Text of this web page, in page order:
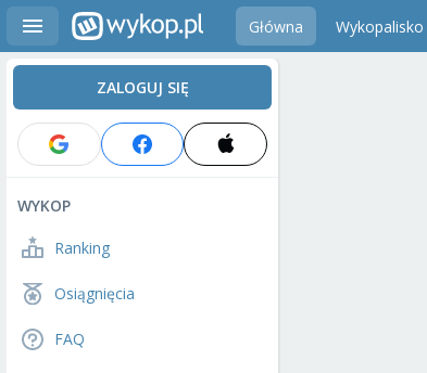
Główna Wykopalisko
ZALOGUJ SIĘ
WYKOP
Ranking
Osiągnięcia
FAQ